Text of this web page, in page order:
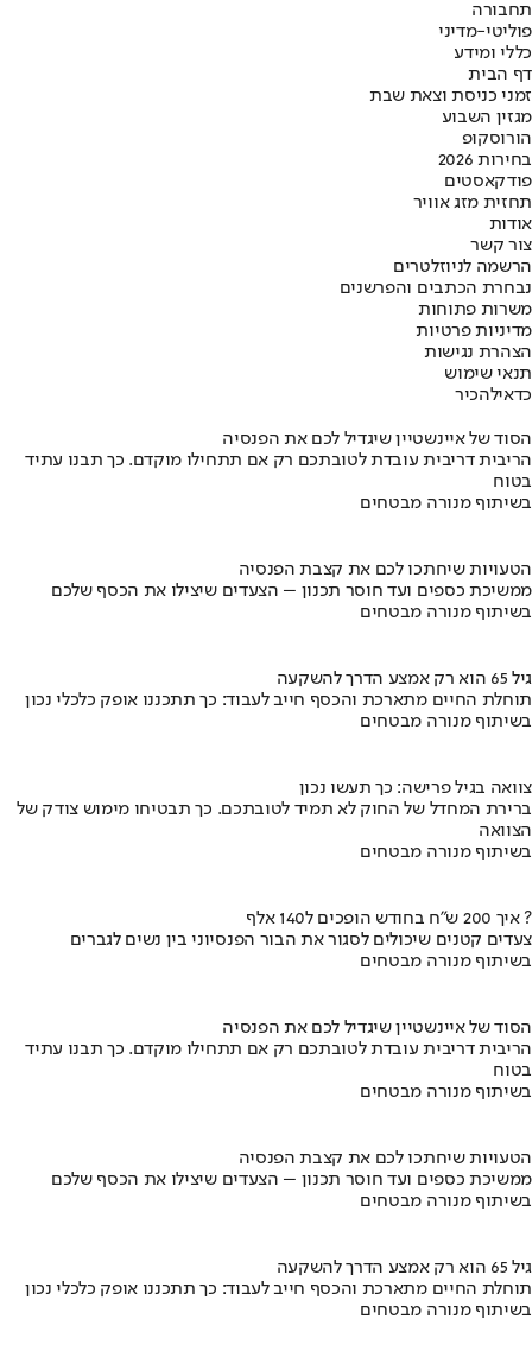
תחבורה
פוליטי-מדיני
כללי ומידע
דף הבית
זמני כניסת וצאת שבת
מגזין השבוע
הורוסקופ
בחירות 2026
פודקאסטים
תחזית מזג אוויר
אודות
צור קשר
הרשמה לניוזלטרים
נבחרת הכתבים והפרשנים
משרות פתוחות
מדיניות פרטיות
הצהרת נגישות
תנאי שימוש
כדאילהכיר
הסוד של איינשטיין שיגדיל לכם את הפנסיה
הריבית דריבית עובדת לטובתכם רק אם תתחילו מוקדם. כך תבנו עתיד
בטוח
בשיתוף מנורה מבטחים
הטעויות שיחתכו לכם את קצבת הפנסיה
ממשיכת כספים ועד חוסר תכנון – הצעדים שיצילו את הכסף שלכם
בשיתוף מנורה מבטחים
גיל 65 הוא רק אמצע הדרך להשקעה
תוחלת החיים מתארכת והכסף חייב לעבוד: כך תתכננו אופק כלכלי נכון
בשיתוף מנורה מבטחים
צוואה בגיל פרישה: כך תעשו נכון
ברירת המחדל של החוק לא תמיד לטובתכם. כך תבטיחו מימוש צודק של
הצוואה
בשיתוף מנורה מבטחים
איך 200 ש"ח בחודש הופכים ל140 אלף ?
צעדים קטנים שיכולים לסגור את הבור הפנסיוני בין נשים לגברים
בשיתוף מנורה מבטחים
הסוד של איינשטיין שיגדיל לכם את הפנסיה
הריבית דריבית עובדת לטובתכם רק אם תתחילו מוקדם. כך תבנו עתיד
בטוח
בשיתוף מנורה מבטחים
הטעויות שיחתכו לכם את קצבת הפנסיה
ממשיכת כספים ועד חוסר תכנון – הצעדים שיצילו את הכסף שלכם
בשיתוף מנורה מבטחים
גיל 65 הוא רק אמצע הדרך להשקעה
תוחלת החיים מתארכת והכסף חייב לעבוד: כך תתכננו אופק כלכלי נכון
בשיתוף מנורה מבטחים